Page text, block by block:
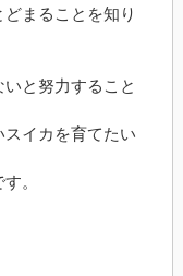
まることを知り
と努力すること
スイカを育てたい
。